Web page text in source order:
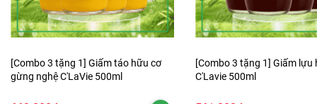
[Combo 3 tặng 1] Giấm táo hữu cơ
gừng nghệ C'LaVie 500ml
[Combo 3 tặng 1] Giấm lựu
C'Lavie 500ml